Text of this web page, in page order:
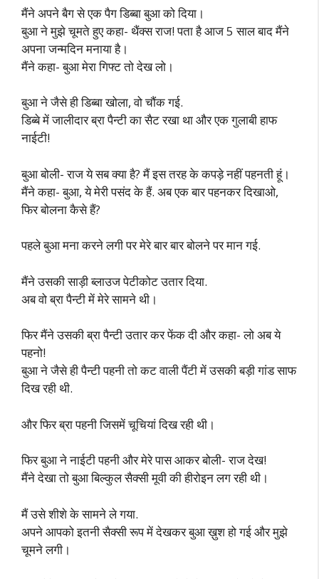
मैंने अपने बैग से एक पैग डिब्बा बुआ को दिया।
बुआ ने मुझे चूमते हुए कहा- थैंक्स राज! पता है आज 5 साल बाद मैंने
अपना जन्मदिन मनाया है।
मैंने कहा- बुआ मेरा गिफ्ट तो देख लो।
बुआ ने जैसे ही डिब्बा खोला, वो चौंक गई.
डिब्बे में जालीदार ब्रा पैन्टी का सैट रखा था और एक गुलाबी हाफ
नाईटी!
बुआ बोली- राज ये सब क्या है? मैं इस तरह के कपड़े नहीं पहनती हूं।
मैंने कहा- बुआ, ये मेरी पसंद के हैं. अब एक बार पहनकर दिखाओ,
फिर बोलना कैसे हैं?
पहले बुआ मना करने लगी पर मेरे बार बार बोलने पर मान गई.
मैंने उसकी साड़ी ब्लाउज पेटीकोट उतार दिया.
अब वो ब्रा पैन्टी में मेरे सामने थी।
फिर मैंने उसकी ब्रा पैन्टी उतार कर फेंक दी और कहा- लो अब ये
पहनो!
बुआ ने जैसे ही पैन्टी पहनी तो कट वाली पैंटी में उसकी बड़ी गांड साफ
दिख रही थी.
और फिर ब्रा पहनी जिसमें चूचियां दिख रही थी।
फिर बुआ ने नाईटी पहनी और मेरे पास आकर बोली- राज देख!
मैंने देखा तो बुआ बिल्कुल सैक्सी मूवी की हीरोइन लग रही थी।
मैं उसे शीशे के सामने ले गया.
अपने आपको इतनी सैक्सी रूप में देखकर बुआ ख़ुश हो गई और मुझे
चूमने लगी।